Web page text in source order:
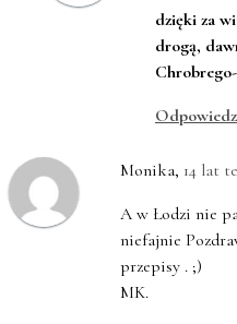
dzięki za
drogą,
Odpowiedz
Monika, 14 lat
A w Łodzi nie
niefajnie
przepisy . ;)
MK.